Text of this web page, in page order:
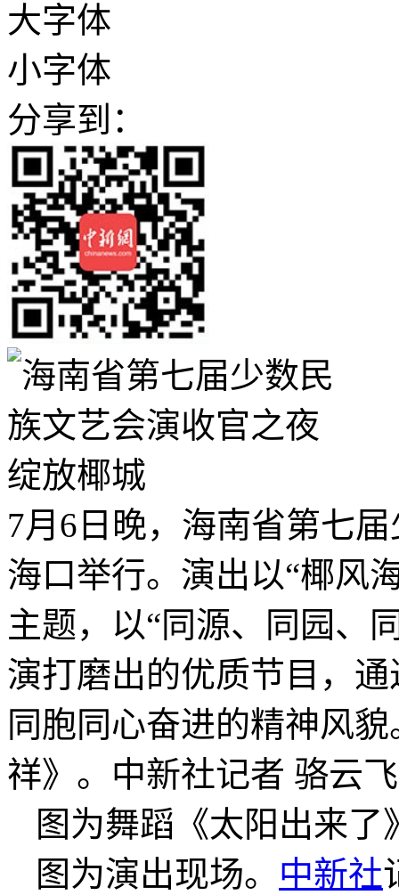
大字体
小字体
分享到：
7月6日晚，海南省第七
海口举行。演出以“椰风
主题，以“同源、同园、
演打磨出的优质节目，
同胞同心奋进的精神风
祥》。中新社记者 骆
图为舞蹈《太阳出来了
图为演出现场。 中新社